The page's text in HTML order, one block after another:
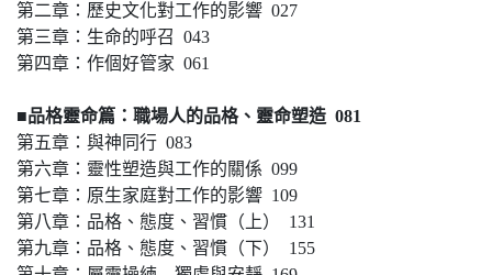
第二章：歷史文化對工作的影響 027
第三章：生命的呼召 043
第四章：作個好管家 061
■品格靈命篇：職場人的品格、靈命塑造 081
第五章：與神同行 083
第六章：靈性塑造與工作的關係 099
第七章：原生家庭對工作的影響 109
第八章：品格、態度、習慣（上） 131
第九章：品格、態度、習慣（下） 155